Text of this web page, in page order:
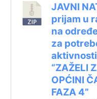
JAVNI
prijam u
na
za
“ZAŽELI
OPĆINI
FAZA 4”